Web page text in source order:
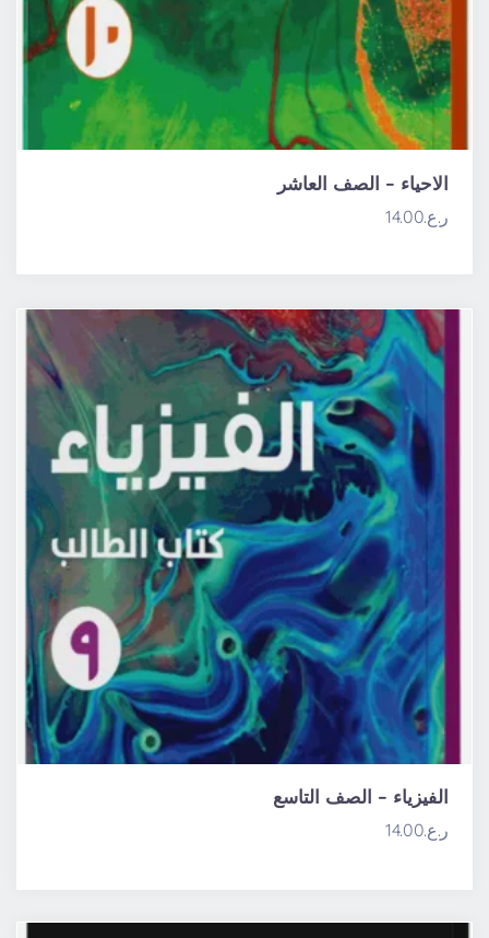
الاحياء – الصف العاشر
ر.ع.14.00
الفيزياء – الصف التاسع
ر.ع.14.00